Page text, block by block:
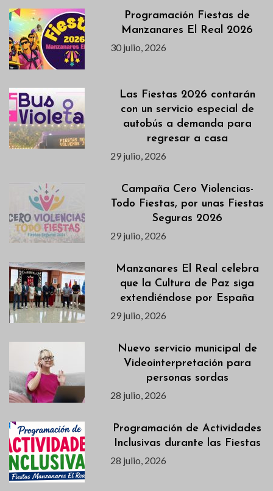
Programación Fiestas de
Manzanares El Real 2026
30 julio, 2026
Las Fiestas 2026 contarán
con un servicio especial de
autobús a demanda para
regresar a casa
29 julio, 2026
Campaña Cero Violencias-
Todo Fiestas, por unas Fiestas
Seguras 2026
29 julio, 2026
Manzanares El Real celebra
que la Cultura de Paz siga
extendiéndose por España
29 julio, 2026
Nuevo servicio municipal de
Videointerpretación para
personas sordas
28 julio, 2026
Programación de Actividades
Inclusivas durante las Fiestas
28 julio, 2026